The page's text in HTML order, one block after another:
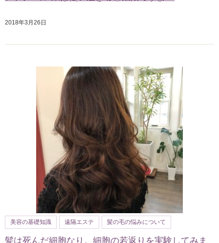
2018年3月26日
美容の基礎知識 遠隔エステ 髪の毛の悩みについて
髪は死んだ細胞なり。細胞の若返りを実験してみま